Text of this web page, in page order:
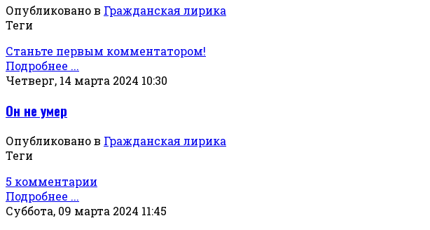
Опубликовано в Гражданская лирика
Теги
Станьте первым комментатором!
Подробнее ...
Четверг, 14 марта 2024 10:30
Он не умер
Опубликовано в Гражданская лирика
Теги
5 комментарии
Подробнее ...
Суббота, 09 марта 2024 11:45